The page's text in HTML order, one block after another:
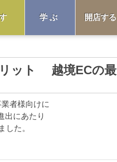
学ぶ 開店する
リット 越境ECの最
者様向けに
出にあたり
した。